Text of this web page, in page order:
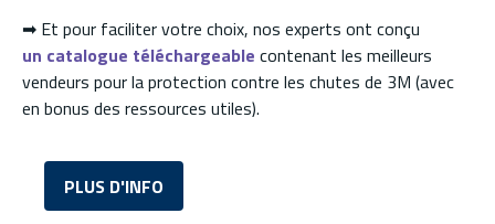
➡ Et pour faciliter votre choix, nos experts ont conçu
un catalogue téléchargeable contenant les meilleurs
vendeurs pour la protection contre les chutes de 3M (avec
en bonus des ressources utiles).
PLUS D'INFO